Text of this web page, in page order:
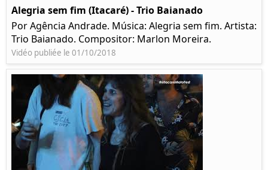
Alegria sem fim (Itacaré) - Trio Baianado
Por Agência Andrade. Música: Alegria sem fim. Artista:
Trio Baianado. Compositor: Marlon Moreira.
Vidéo publiée le 01/10/2018